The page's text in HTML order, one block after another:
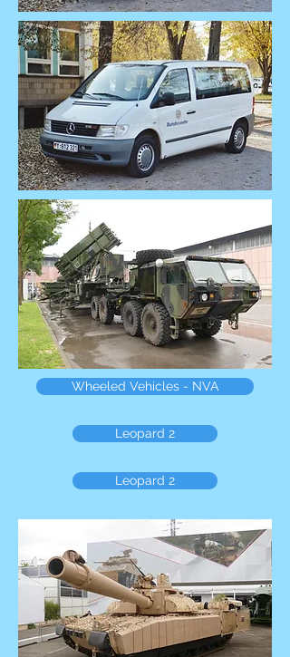
Wheeled Vehicles - NVA
Leopard 2
Leopard 2